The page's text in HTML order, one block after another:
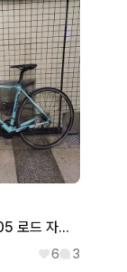
비앙키 임풀소 105 로드 자전거 판/대
6 3